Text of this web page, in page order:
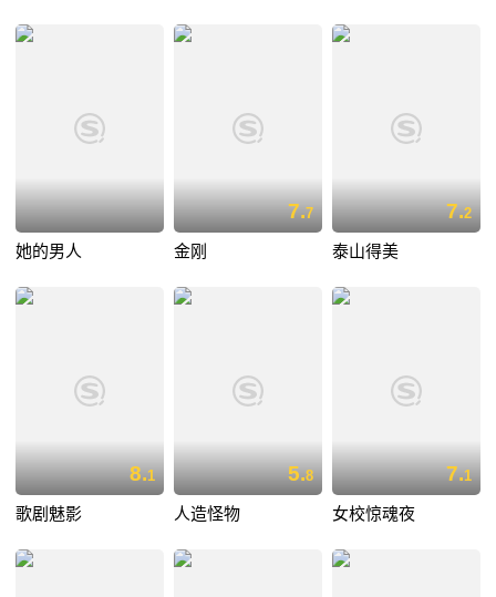
她的男人
7.7
金刚
7.2
泰山得美
8.1
歌剧魅影
5.8
人造怪物
7.1
女校惊魂夜